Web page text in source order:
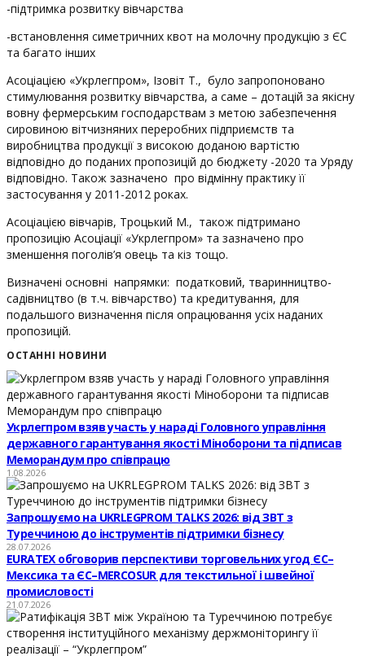
-підтримка розвитку вівчарства
-встановлення симетричних квот на молочну продукцію з ЄС
та багато інших
Асоціацією «Укрлегпром», Ізовіт Т., було запропоновано
стимулювання розвитку вівчарства, а саме – дотацій за якісну
вовну фермерським господарствам з метою забезпечення
сировиною вітчизняних переробних підприємств та
виробництва продукції з високою доданою вартістю
відповідно до поданих пропозицій до бюджету -2020 та Уряду
відповідно. Також зазначено про відмінну практику її
застосування у 2011-2012 роках.
Асоціацією вівчарів, Троцький М., також підтримано
пропозицію Асоціації «Укрлегпром» та зазначено про
зменшення поголів’я овець та кіз тощо.
Визначені основні напрямки: податковий, тваринництво-
садівництво (в т.ч. вівчарство) та кредитування, для
подальшого визначення після опрацювання усіх наданих
пропозицій.
ОСТАННІ НОВИНИ
Укрлегпром взяв участь у нараді Головного управління
державного гарантування якості Міноборони та підписав
Меморандум про співпрацю
1.08.2026
Запрошуємо на UKRLEGPROM TALKS 2026: від ЗВТ з
Туреччиною до інструментів підтримки бізнесу
28.07.2026
EURATEX обговорив перспективи торговельних угод ЄС–
Мексика та ЄС–MERCOSUR для текстильної і швейної
промисловості
21.07.2026